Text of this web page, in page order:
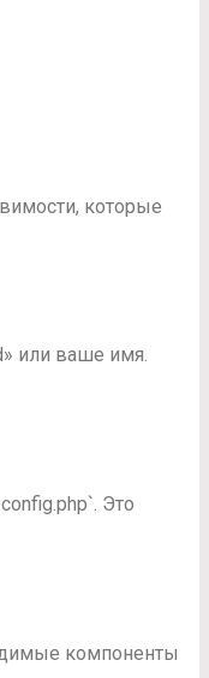
которые
или ваше имя.
Это
компоненты